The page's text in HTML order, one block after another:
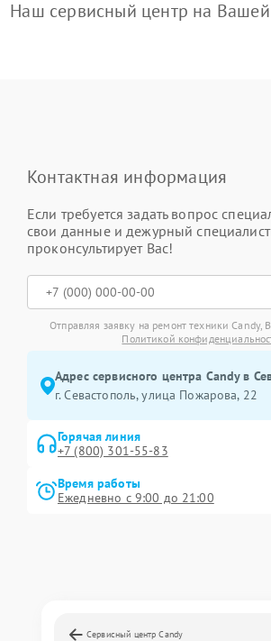
Наш сервисный центр на
Контактная информация
Если требуется задать вопрос
свои данные и дежурный
проконсультирует Вас!
Отправляя заявку на ремонт техники Candy,
Политикой
Адрес сервисного центра Candy в
г. Севастополь, улица Пожарова, 22
Горячая линия
+7 (800) 301-55-83
Время работы
Ежедневно с 9:00 до 21:00
Сервисный центр Candy